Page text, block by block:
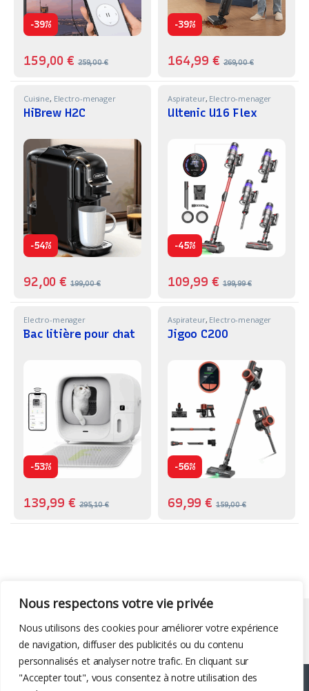
Nous respectons votre vie privée
Nous utilisons des cookies pour améliorer votre expérience
de navigation, diffuser des publicités ou du contenu
personnalisés et analyser notre trafic. En cliquant sur
"Accepter tout", vous consentez à notre utilisation des
-39%
159,00€ 259,00€
-39%
164,99€ 269,00€
Cuisine, Electro-menager
HiBrew H2C
-54%
92,00€ 199,00€
Aspirateur, Electro-menager
Ultenic U16 Flex
-45%
109,99€ 199,99€
Electro-menager
Bac litière pour chat
-53%
139,99€ 295,10€
Aspirateur, Electro-menager
Jigoo C200
-56%
69,99€ 159,00€
Liens utiles